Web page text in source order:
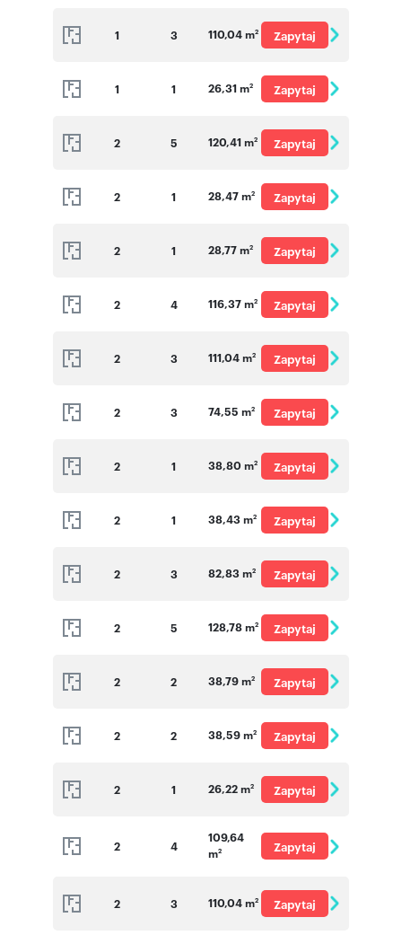
1 3 110,04 m2
Zapytaj
1 1 26,31 m2
Zapytaj
2 5 120,41 m2
Zapytaj
2 1 28,47 m2
Zapytaj
2 1 28,77 m2
Zapytaj
2 4 116,37 m2
Zapytaj
2 3 111,04 m2
Zapytaj
2 3 74,55 m2
Zapytaj
2 1 38,80 m2
Zapytaj
2 1 38,43 m2
Zapytaj
2 3 82,83 m2
Zapytaj
2 5 128,78 m2
Zapytaj
2 2 38,79 m2
Zapytaj
2 2 38,59 m2
Zapytaj
2 1 26,22 m2
Zapytaj
2 4
109,64
m2
Zapytaj
2 3 110,04 m2
Zapytaj